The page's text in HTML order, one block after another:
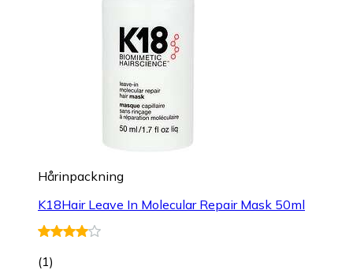
Hårinpackning
K18Hair Leave In Molecular Repair Mask 50ml
(1)